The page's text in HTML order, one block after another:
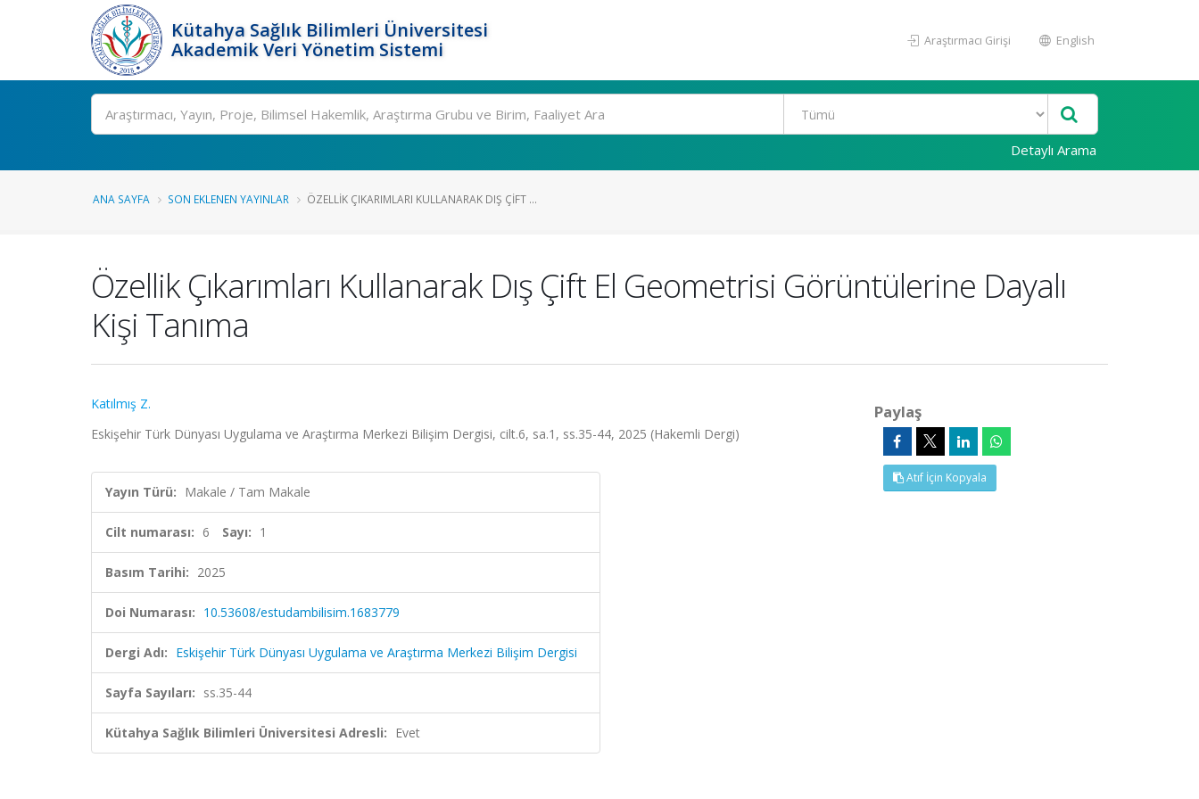
Kütahya Sağlık Bilimleri Üniversitesi
Akademik Veri Yönetim Sistemi
Araştırmacı Girişi English
Ara
Detaylı Arama
ANA SAYFA SON EKLENEN YAYINLAR ÖZELLIK ÇIKARIMLARI KULLANARAK DIŞ ÇIFT ...
Özellik Çıkarımları Kullanarak Dış Çift El Geometrisi Görüntülerine Dayalı
Kişi Tanıma
Katılmış Z.
Eskişehir Türk Dünyası Uygulama ve Araştırma Merkezi Bilişim Dergisi, cilt.6, sa.1, ss.35-44, 2025 (Hakemli Dergi)
Yayın Türü: Makale / Tam Makale
Cilt numarası: 6 Sayı: 1
Basım Tarihi: 2025
Doi Numarası: 10.53608/estudambilisim.1683779
Dergi Adı: Eskişehir Türk Dünyası Uygulama ve Araştırma Merkezi Bilişim Dergisi
Sayfa Sayıları: ss.35-44
Kütahya Sağlık Bilimleri Üniversitesi Adresli: Evet
Paylaş
Atıf İçin Kopyala